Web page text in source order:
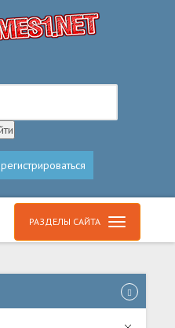
РАЗДЕЛЫ САЙТА